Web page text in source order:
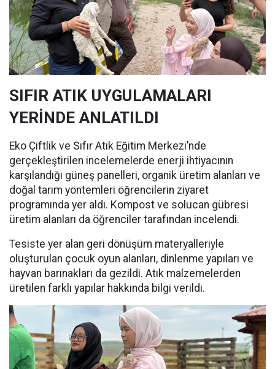
SIFIR ATIK UYGULAMALARI
YERİNDE ANLATILDI
Eko Çiftlik ve Sıfır Atık Eğitim Merkezi’nde
gerçekleştirilen incelemelerde enerji ihtiyacının
karşılandığı güneş panelleri, organik üretim alanları ve
doğal tarım yöntemleri öğrencilerin ziyaret
programında yer aldı. Kompost ve solucan gübresi
üretim alanları da öğrenciler tarafından incelendi.
Tesiste yer alan geri dönüşüm materyalleriyle
oluşturulan çocuk oyun alanları, dinlenme yapıları ve
hayvan barınakları da gezildi. Atık malzemelerden
üretilen farklı yapılar hakkında bilgi verildi.